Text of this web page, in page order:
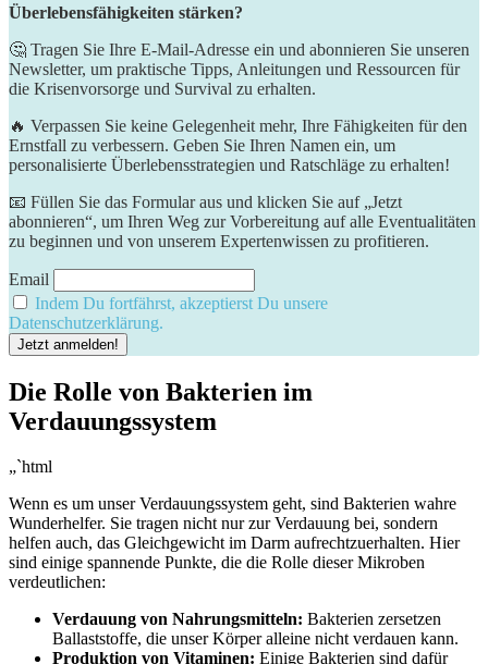
Überlebensfähigkeiten stärken?
🤔 Tragen Sie Ihre E-Mail-Adresse ein und abonnieren Sie unseren
Newsletter, um praktische Tipps, Anleitungen und Ressourcen für
die Krisenvorsorge und Survival zu erhalten.
🔥 Verpassen Sie keine Gelegenheit mehr, Ihre Fähigkeiten für den
Ernstfall zu verbessern. Geben Sie Ihren Namen ein, um
personalisierte Überlebensstrategien und Ratschläge zu erhalten!
📧 Füllen Sie das Formular aus und klicken Sie auf „Jetzt
abonnieren“, um Ihren Weg zur Vorbereitung auf alle Eventualitäten
zu beginnen und von unserem Expertenwissen zu profitieren.
Email
Indem Du fortfährst, akzeptierst Du unsere
Datenschutzerklärung.
Die Rolle von⁤ Bakterien im
Verdauungssystem
„`html
Wenn es um unser Verdauungssystem geht, sind ‍Bakterien wahre
⁤Wunderhelfer.‍ Sie tragen nicht nur zur Verdauung bei, sondern
helfen auch, das Gleichgewicht ​im Darm‍ aufrechtzuerhalten. Hier
sind einige spannende Punkte, die die Rolle dieser⁢ Mikroben
verdeutlichen:
Verdauung ‍von Nahrungsmitteln: Bakterien zersetzen
Ballaststoffe, die ‌unser Körper alleine nicht verdauen kann.
Produktion ⁤von Vitaminen: Einige Bakterien sind dafür